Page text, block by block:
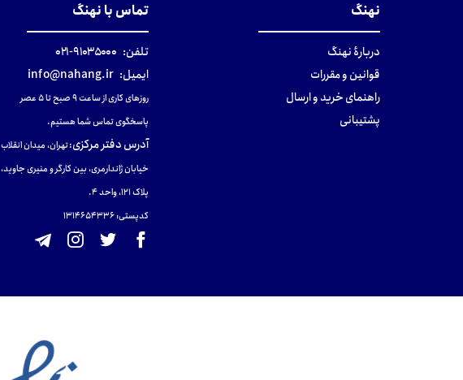
نهنگ
دربارهٔ نهنگ
قوانین و مقررات
راهنمای خرید و ارسال
پشتیبانی
تماس با نهنگ
تلفن: ۹۱۰۳۵۰۰۰-۰۲۱
ایمیل: info@nahang.ir
روزهای کاری از ساعت ۹ صبح تا ۵ عصر
پاسخگوی تماس شما هستیم.
آدرس دفتر مرکزی:تهران، میدان انقلاب
خیابان ژاندارمری، بین کارگر و منیری جاوید،
پلاک 121، واحد ۴.
کدپستی: 131465433۶